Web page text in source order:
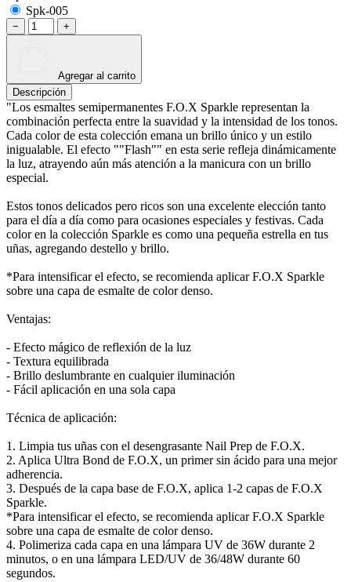
Spk-005
− +
Agregar al carrito
Descripción
"Los esmaltes semipermanentes F.O.X Sparkle representan la
combinación perfecta entre la suavidad y la intensidad de los tonos.
Cada color de esta colección emana un brillo único y un estilo
inigualable. El efecto ""Flash"" en esta serie refleja dinámicamente
la luz, atrayendo aún más atención a la manicura con un brillo
especial.
Estos tonos delicados pero ricos son una excelente elección tanto
para el día a día como para ocasiones especiales y festivas. Cada
color en la colección Sparkle es como una pequeña estrella en tus
uñas, agregando destello y brillo.
*Para intensificar el efecto, se recomienda aplicar F.O.X Sparkle
sobre una capa de esmalte de color denso.
Ventajas:
- Efecto mágico de reflexión de la luz
- Textura equilibrada
- Brillo deslumbrante en cualquier iluminación
- Fácil aplicación en una sola capa
Técnica de aplicación:
1. Limpia tus uñas con el desengrasante Nail Prep de F.O.X.
2. Aplica Ultra Bond de F.O.X, un primer sin ácido para una mejor
adherencia.
3. Después de la capa base de F.O.X, aplica 1-2 capas de F.O.X
Sparkle.
*Para intensificar el efecto, se recomienda aplicar F.O.X Sparkle
sobre una capa de esmalte de color denso.
4. Polimeriza cada capa en una lámpara UV de 36W durante 2
minutos, o en una lámpara LED/UV de 36/48W durante 60
segundos.